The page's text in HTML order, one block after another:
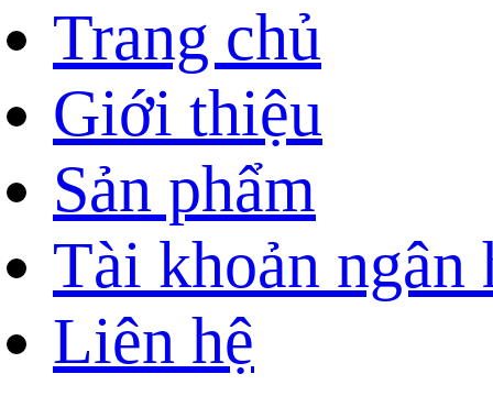
Trang chủ
Giới thiệu
Sản phẩm
Tài khoản ngân
Liên hệ